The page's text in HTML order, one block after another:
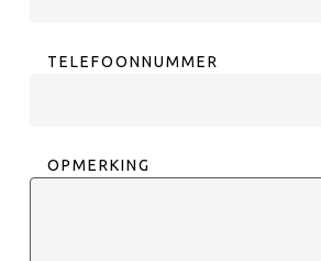
TELEFOONNUMMER
OPMERKING